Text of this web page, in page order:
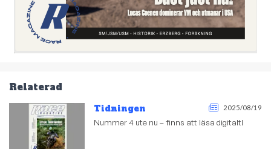
Relaterad
Tidningen 2025/08/19
Nummer 4 ute nu – finns att läsa digitalt!